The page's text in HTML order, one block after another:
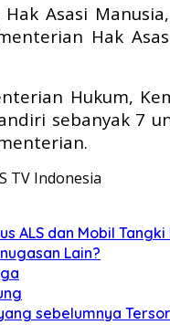
Asasi
Hak
Hukum,
sebanyak 7
dan Mobil Tangki
Lain?
sebelumnya